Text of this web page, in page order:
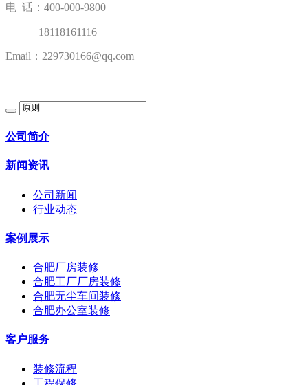
电 话：400-000-9800
18118161116
Email：229730166@qq.com
公司简介
新闻资讯
公司新闻
行业动态
案例展示
合肥厂房装修
合肥工厂厂房装修
合肥无尘车间装修
合肥办公室装修
客户服务
装修流程